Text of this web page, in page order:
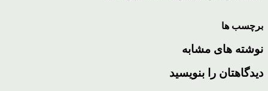
برچسب ها
نوشته های مشابه
دیدگاهتان را بنویسید